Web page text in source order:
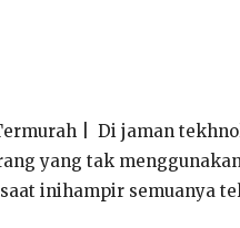
| Di jaman
yang tak
inihampir semuanya